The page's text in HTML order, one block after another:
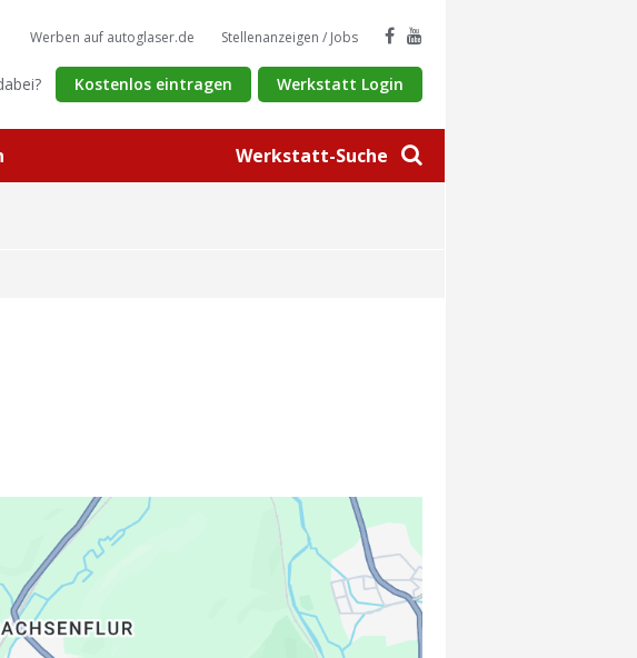
Werkstatt-Suche
Werben auf autoglaser.de Stellenanzeigen / Jobs
Kostenlos eintragen Werkstatt Login